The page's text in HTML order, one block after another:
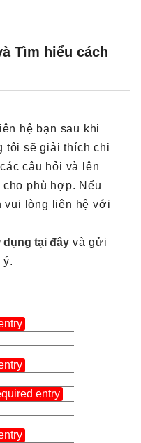
Tìm hiểu cách
hệ bạn sau khi
tôi sẽ giải thích chi
câu hỏi và lên
cho phù hợp. Nếu
vui lòng liên hệ với
tại đây và gửi
ý.